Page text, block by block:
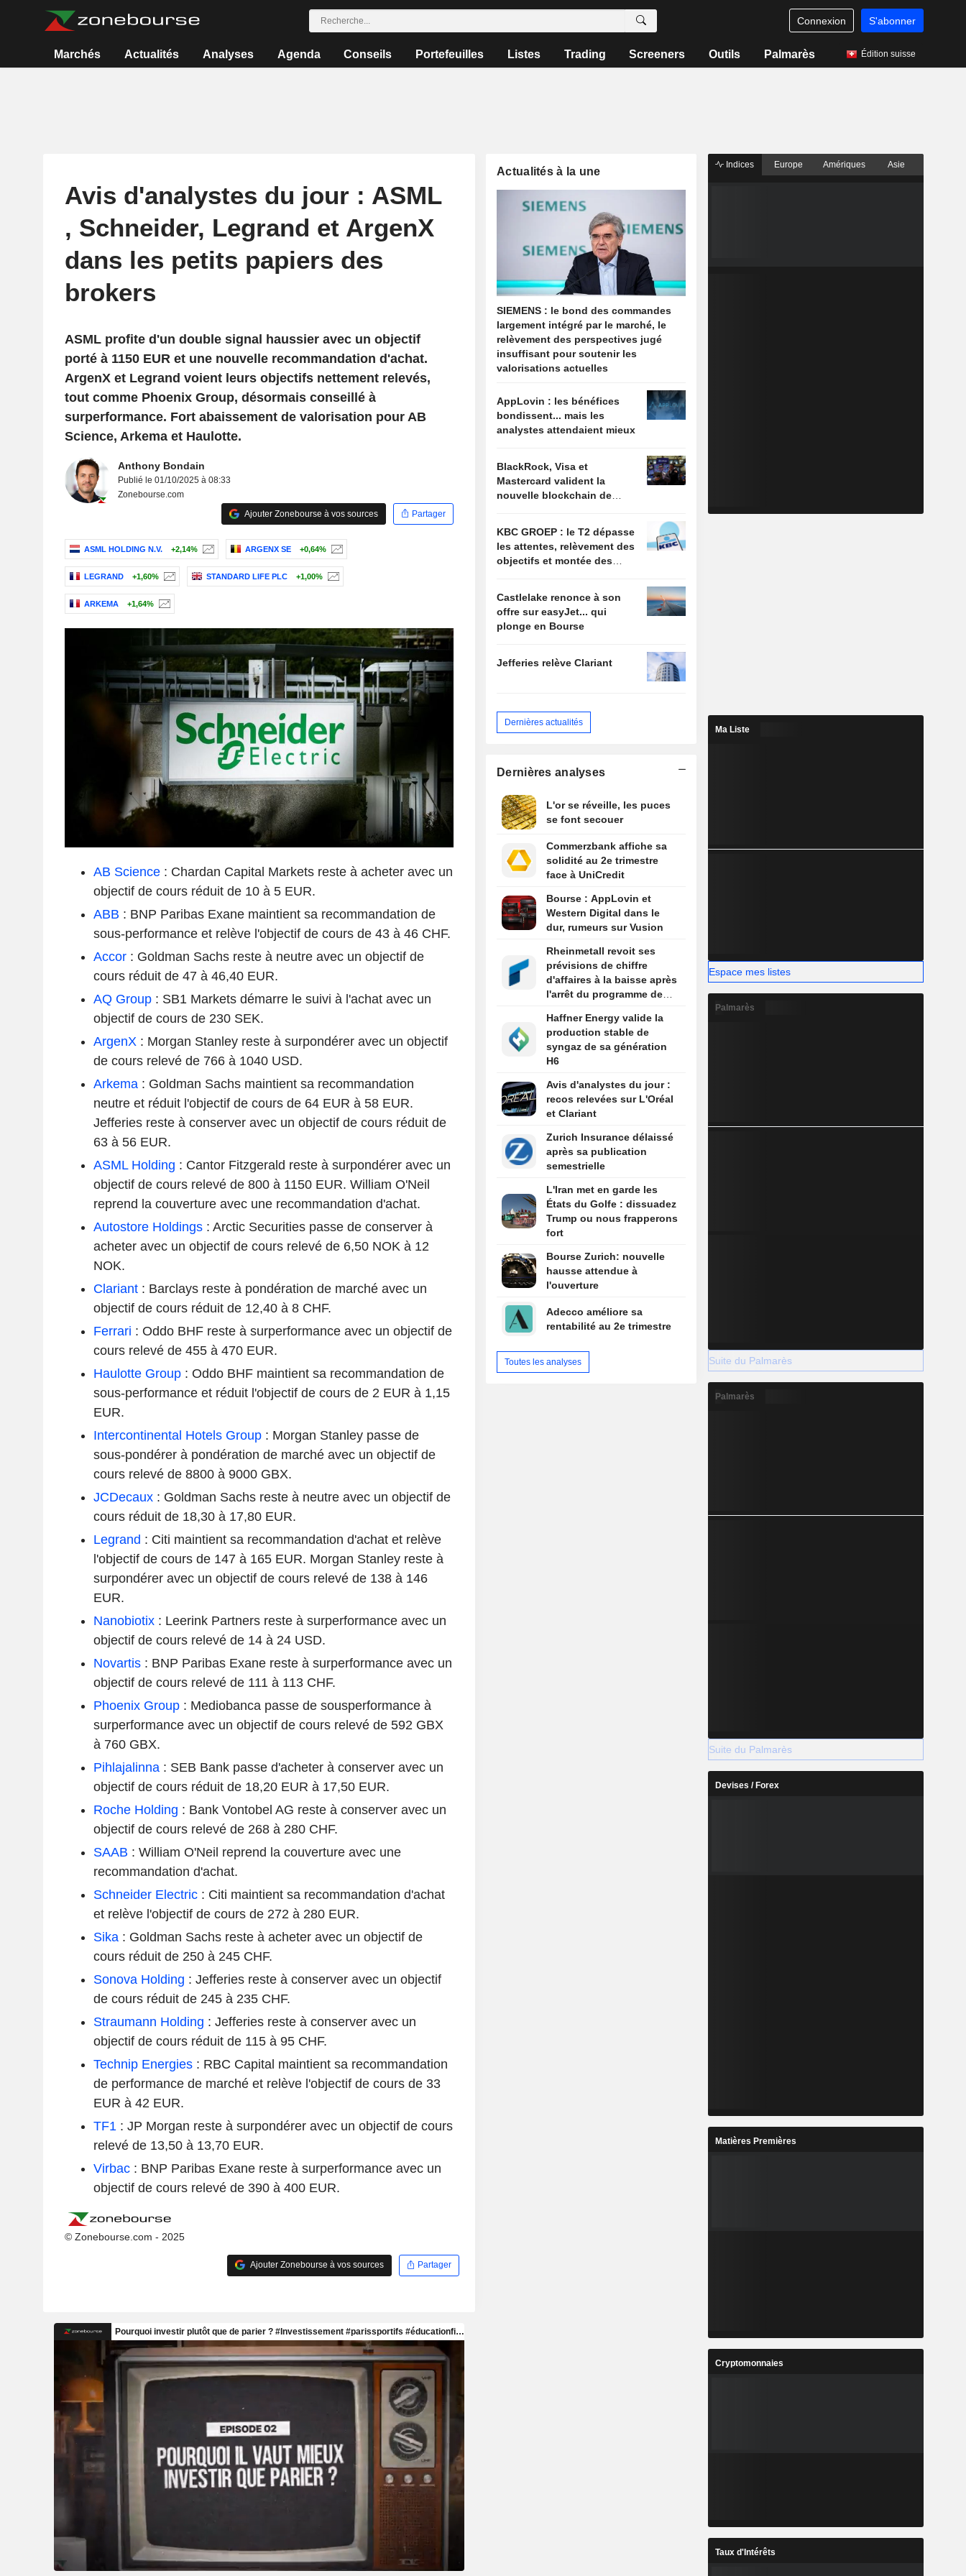
Connexion S'abonner
Marchés Actualités Analyses Agenda Conseils Portefeuilles Listes Trading Screeners Outils Palmarès Édition suisse
Avis d'analystes du jour : ASML
, Schneider, Legrand et ArgenX
dans les petits papiers des
brokers
ASML profite d'un double signal haussier avec un objectif
porté à 1150 EUR et une nouvelle recommandation d'achat.
ArgenX et Legrand voient leurs objectifs nettement relevés,
tout comme Phoenix Group, désormais conseillé à
surperformance. Fort abaissement de valorisation pour AB
Science, Arkema et Haulotte.
Anthony Bondain
Publié le 01/10/2025 à 08:33
Zonebourse.com
Ajouter Zonebourse à vos sources
Partager
ASML HOLDING N.V. +2,14% ARGENX SE +0,64%
LEGRAND +1,60% STANDARD LIFE PLC +1,00%
ARKEMA +1,64%
AB Science: Chardan Capital Markets reste à acheter avec un
objectif de cours réduit de 10 à 5 EUR.
ABB : BNP Paribas Exane maintient sa recommandation de
sous-performance et relève l'objectif de cours de 43 à 46 CHF.
Accor: Goldman Sachs reste à neutre avec un objectif de
cours réduit de 47 à 46,40 EUR.
AQ Group: SB1 Markets démarre le suivi à l'achat avec un
objectif de cours de 230 SEK.
ArgenX : Morgan Stanley reste à surpondérer avec un objectif
de cours relevé de 766 à 1040 USD.
Arkema: Goldman Sachs maintient sa recommandation
neutre et réduit l'objectif de cours de 64 EUR à 58 EUR.
Jefferies reste à conserver avec un objectif de cours réduit de
63 à 56 EUR.
ASML Holding : Cantor Fitzgerald reste à surpondérer avec un
objectif de cours relevé de 800 à 1150 EUR. William O'Neil
reprend la couverture avec une recommandation d'achat.
Autostore Holdings: Arctic Securities passe de conserver à
acheter avec un objectif de cours relevé de 6,50 NOK à 12
NOK.
Clariant: Barclays reste à pondération de marché avec un
objectif de cours réduit de 12,40 à 8 CHF.
Ferrari : Oddo BHF reste à surperformance avec un objectif de
cours relevé de 455 à 470 EUR.
Haulotte Group: Oddo BHF maintient sa recommandation de
sous-performance et réduit l'objectif de cours de 2 EUR à 1,15
EUR.
Intercontinental Hotels Group: Morgan Stanley passe de
sous-pondérer à pondération de marché avec un objectif de
cours relevé de 8800 à 9000 GBX.
JCDecaux: Goldman Sachs reste à neutre avec un objectif de
cours réduit de 18,30 à 17,80 EUR.
Legrand : Citi maintient sa recommandation d'achat et relève
l'objectif de cours de 147 à 165 EUR. Morgan Stanley reste à
surpondérer avec un objectif de cours relevé de 138 à 146
EUR.
Nanobiotix: Leerink Partners reste à surperformance avec un
objectif de cours relevé de 14 à 24 USD.
Novartis: BNP Paribas Exane reste à surperformance avec un
objectif de cours relevé de 111 à 113 CHF.
Phoenix Group: Mediobanca passe de sousperformance à
surperformance avec un objectif de cours relevé de 592 GBX
à 760 GBX.
Pihlajalinna: SEB Bank passe d'acheter à conserver avec un
objectif de cours réduit de 18,20 EUR à 17,50 EUR.
Roche Holding : Bank Vontobel AG reste à conserver avec un
objectif de cours relevé de 268 à 280 CHF.
SAAB : William O'Neil reprend la couverture avec une
recommandation d'achat.
Schneider Electric: Citi maintient sa recommandation d'achat
et relève l'objectif de cours de 272 à 280 EUR.
Sika: Goldman Sachs reste à acheter avec un objectif de
cours réduit de 250 à 245 CHF.
Sonova Holding : Jefferies reste à conserver avec un objectif
de cours réduit de 245 à 235 CHF.
Straumann Holding : Jefferies reste à conserver avec un
objectif de cours réduit de 115 à 95 CHF.
Technip Energies: RBC Capital maintient sa recommandation
de performance de marché et relève l'objectif de cours de 33
EUR à 42 EUR.
TF1 : JP Morgan reste à surpondérer avec un objectif de cours
relevé de 13,50 à 13,70 EUR.
Virbac: BNP Paribas Exane reste à surperformance avec un
objectif de cours relevé de 390 à 400 EUR.
© Zonebourse.com - 2025
Ajouter Zonebourse à vos sources Partager
Actualités à la une
SIEMENS : le bond des commandes
largement intégré par le marché, le
relèvement des perspectives jugé
insuffisant pour soutenir les
valorisations actuelles
AppLovin : les bénéfices
bondissent... mais les
analystes attendaient mieux
BlackRock, Visa et
Mastercard valident la
nouvelle blockchain de
KBC GROEP : le T2 dépasse
les attentes, relèvement des
objectifs et montée des
Castlelake renonce à son
offre sur easyJet... qui
plonge en Bourse
Jefferies relève Clariant
Dernières actualités
Dernières analyses
L'or se réveille, les puces
se font secouer
Commerzbank affiche sa
solidité au 2e trimestre
face à UniCredit
Bourse : AppLovin et
Western Digital dans le
dur, rumeurs sur Vusion
Rheinmetall revoit ses
prévisions de chiffre
d'affaires à la baisse après
l'arrêt du programme de
Haffner Energy valide la
production stable de
syngaz de sa génération
H6
Avis d'analystes du jour :
recos relevées sur L'Oréal
et Clariant
Zurich Insurance délaissé
après sa publication
semestrielle
L'Iran met en garde les
États du Golfe : dissuadez
Trump ou nous frapperons
fort
Bourse Zurich: nouvelle
hausse attendue à
l'ouverture
Adecco améliore sa
rentabilité au 2e trimestre
Toutes les analyses
Indices Europe Amériques Asie
Ma Liste
Espace mes listes
Palmarès
Suite du Palmarès
Palmarès
Suite du Palmarès
Devises / Forex
Matières Premières
Cryptomonnaies
Taux d'Intérêts